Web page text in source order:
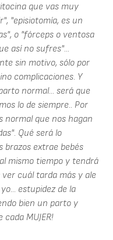
que vas muy
"episiotomía, es un
o "fórceps o ventosa
así no sufres"...
sin motivo, sólo por
complicaciones. Y
normal... será que
lo de siempre.. Por
normal que nos hagan
Qué será lo
extrae bebés
mismo tiempo y tendrá
cuál tarda más y ale
estupidez de la
bien un parto y
MUJER!